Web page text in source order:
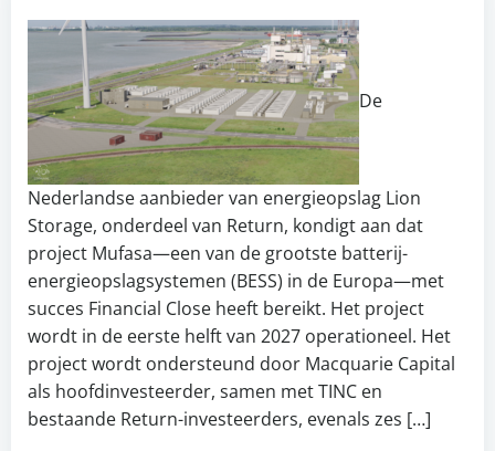
De
Nederlandse aanbieder van energieopslag Lion
Storage, onderdeel van Return, kondigt aan dat
project Mufasa—een van de grootste batterij-
energieopslagsystemen (BESS) in de Europa—met
succes Financial Close heeft bereikt. Het project
wordt in de eerste helft van 2027 operationeel. Het
project wordt ondersteund door Macquarie Capital
als hoofdinvesteerder, samen met TINC en
bestaande Return-investeerders, evenals zes […]